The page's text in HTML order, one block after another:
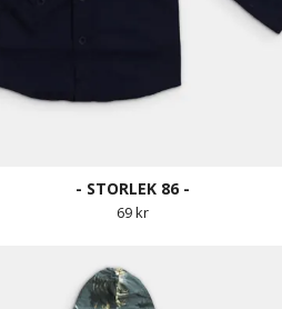
- STORLEK 86 -
69 kr